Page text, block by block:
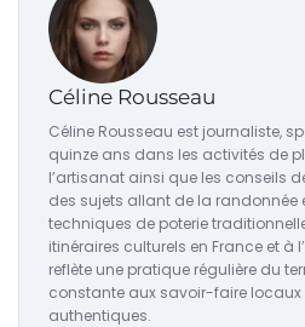
Céline Rousseau
Céline Rousseau est journaliste,
quinze ans dans les activités de
l’artisanat ainsi que les conseils
des sujets allant de la
techniques de poterie
itinéraires culturels en France et à
reflète une pratique régulière du
constante aux savoir-faire locaux
authentiques.